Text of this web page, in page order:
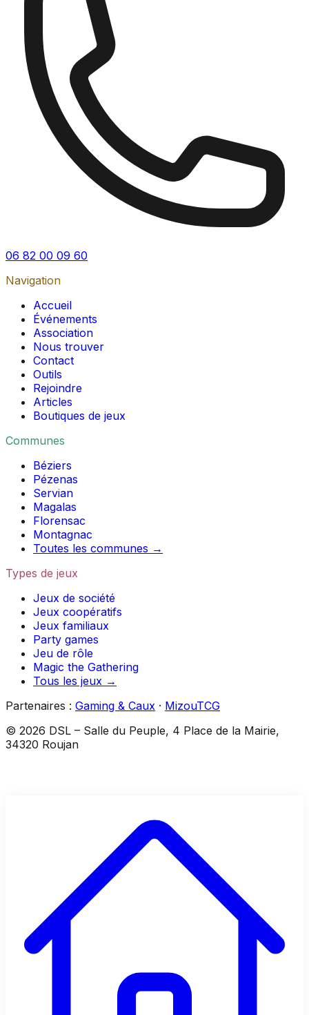
06 82 00 09 60
Navigation
Accueil
Événements
Association
Nous trouver
Contact
Outils
Rejoindre
Articles
Boutiques de jeux
Communes
Béziers
Pézenas
Servian
Magalas
Florensac
Montagnac
Toutes les communes →
Types de jeux
Jeux de société
Jeux coopératifs
Jeux familiaux
Party games
Jeu de rôle
Magic the Gathering
Tous les jeux →
Partenaires : Gaming & Caux · MizouTCG
© 2026 DSL – Salle du Peuple, 4 Place de la Mairie,
34320 Roujan